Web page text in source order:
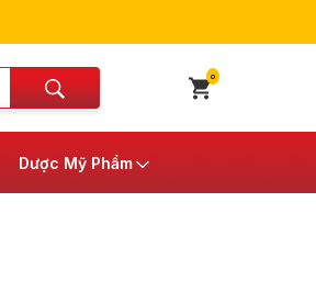
0
Dược Mỹ Phẩm